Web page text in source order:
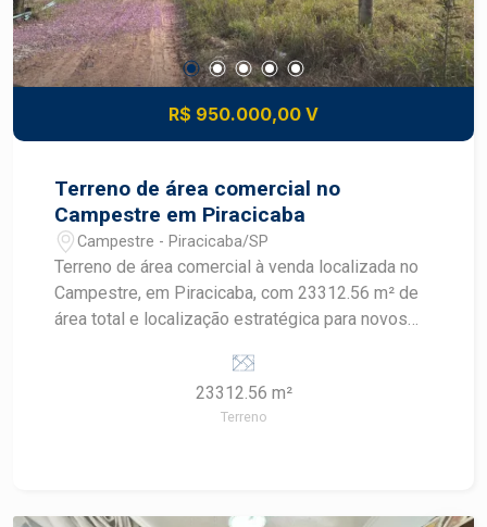
R$ 950.000,00 V
Terreno de área comercial no
Campestre em Piracicaba
Campestre - Piracicaba/SP
Terreno de área comercial à venda localizada no
Campestre, em Piracicaba, com 23312.56 m² de
área total e localização estratégica para novos
empreendimentos residenciais ou de uso misto,
ao lado de empreendimento já consolidado.
CARACTERÍSTICAS DO IMÓVEL - Área total de
23312.56 m²
Terreno